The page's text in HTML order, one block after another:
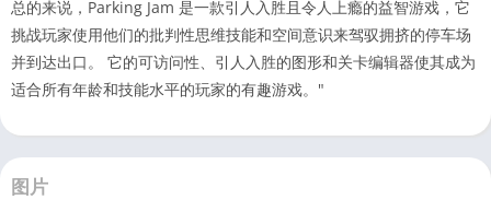
总的来说，Parking Jam 是一款引人入胜且令人上瘾的益智游戏，它
挑战玩家使用他们的批判性思维技能和空间意识来驾驭拥挤的停车场
并到达出口。 它的可访问性、引人入胜的图形和关卡编辑器使其成为
适合所有年龄和技能水平的玩家的有趣游戏。"
图片